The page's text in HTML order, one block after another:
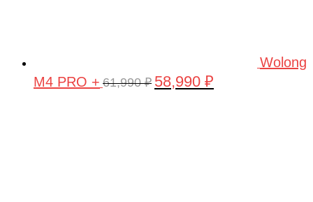
Wolong
M4 PRO + 61,990₽ Первоначальная
58,990 ₽